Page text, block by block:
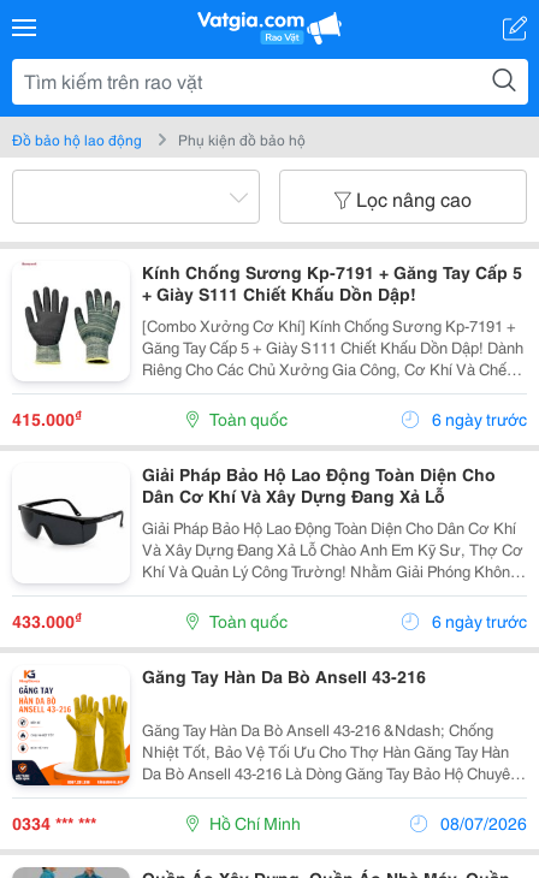
Đồ bảo hộ lao động Phụ kiện đồ bảo hộ
Lọc nâng cao
Kính Chống Sương Kp-7191 + Găng Tay Cấp 5
+ Giày S111 Chiết Khấu Dồn Dập!
[Combo Xưởng Cơ Khí] Kính Chống Sương Kp-7191 +
Găng Tay Cấp 5 + Giày S111 Chiết Khấu Dồn Dập! Dành
Riêng Cho Các Chủ Xưởng Gia Công, Cơ Khí Và Chế
Tạo Máy, Bên Mình Đang Áp Dụng Ưu Đãi Khủng Với
Chương Trình "Mua Combo - Giảm Chồng Giảm" Cực
415.000₫ Toàn quốc 6 ngày trước
Giải Pháp Bảo Hộ Lao Động Toàn Diện Cho
Dân Cơ Khí Và Xây Dựng Đang Xả Lỗ
Giải Pháp Bảo Hộ Lao Động Toàn Diện Cho Dân Cơ Khí
Và Xây Dựng Đang Xả Lỗ Chào Anh Em Kỹ Sư, Thợ Cơ
Khí Và Quản Lý Công Trường! Nhằm Giải Phóng Không
Gian Mặt Bằng Để Nhập Lô Hàng Mới, Bên Mình Quyết
Định Giải Pháp Bảo Hộ Lao Động Toàn Diện Cho Dân...
433.000₫ Toàn quốc 6 ngày trước
Găng Tay Hàn Da Bò Ansell 43-216
Găng Tay Hàn Da Bò Ansell 43-216 &Ndash; Chống
Nhiệt Tốt, Bảo Vệ Tối Ưu Cho Thợ Hàn Găng Tay Hàn
Da Bò Ansell 43-216 Là Dòng Găng Tay Bảo Hộ Chuyên
Dụng Được Làm Từ Da Bò Cao Cấp, Mang Lại Khả
Năng Chịu Nhiệt, Chống Tia Lửa Và Bảo Vệ Hiệu Quả
Trong...
0334 *** *** Hồ Chí Minh 08/07/2026